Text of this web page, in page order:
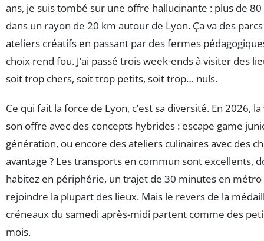
ans, je suis tombé sur une offre hallucinante : plus de
dans un rayon de 20 km autour de Lyon. Ça va des
ateliers créatifs en passant par des fermes
choix rend fou. J’ai passé trois week-ends à visiter des
soit trop chers, soit trop petits, soit trop… nuls.
Ce qui fait la force de Lyon, c’est sa diversité. En 2026,
son offre avec des concepts hybrides : escape game
génération, ou encore des ateliers culinaires avec des
avantage ? Les transports en commun sont excellents,
habitez en périphérie, un trajet de 30 minutes en
rejoindre la plupart des lieux. Mais le revers de la
créneaux du samedi après-midi partent comme des
mois.